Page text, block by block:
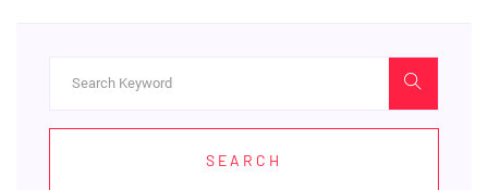
SEARCH